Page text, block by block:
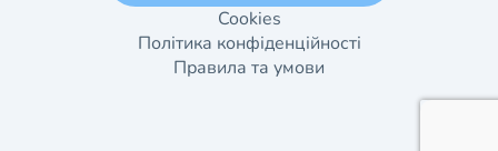
Cookies
Політика конфіденційності
Правила та умови